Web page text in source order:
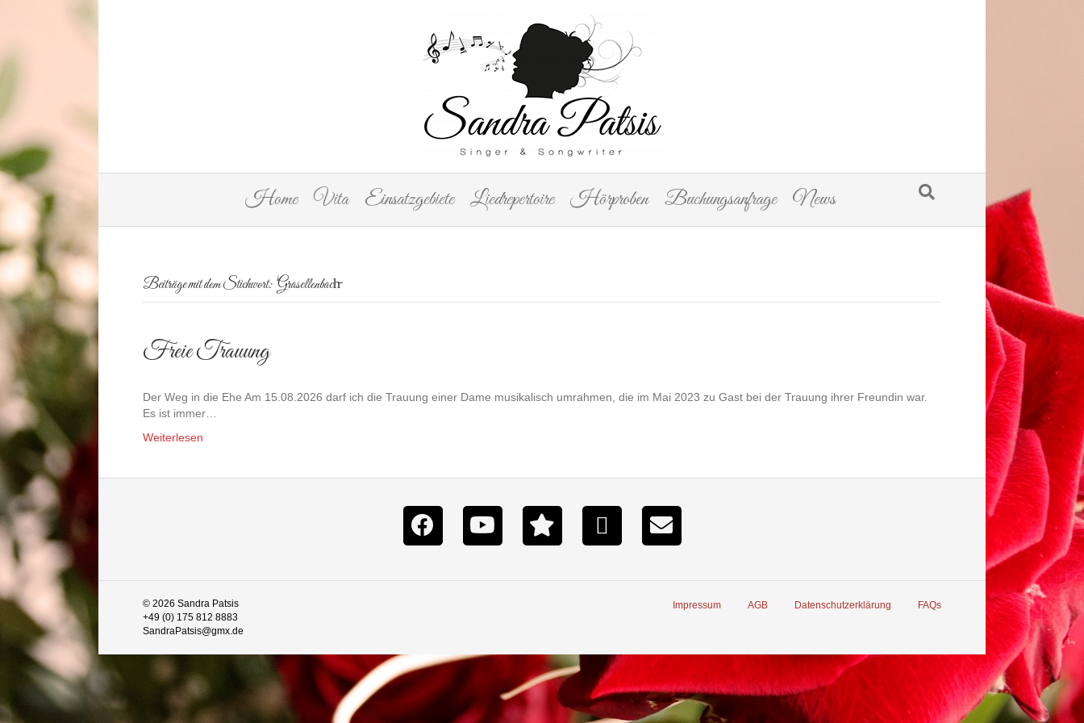
Home Vita Einsatzgebiete Liedrepertoire Hörproben Buchungsanfrage News
Beiträge mit dem Stichwort: ‘Grasellenbach̵
Freie Trauung
Der Weg in die Ehe Am 15.08.2026 darf ich die Trauung einer Dame musikalisch umrahmen, die im Mai 2023 zu Gast bei der Trauung ihrer Freundin war.
Es ist immer…
Weiterlesen
© 2026 Sandra Patsis
+49 (0) 175 812 8883
SandraPatsis@gmx.de
Impressum AGB Datenschutzerklärung FAQs